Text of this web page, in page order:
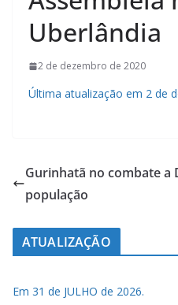
Uberlândia
2 de dezembro de 2020
Última atualização em 2 de
Gurinhatã no combate a
população
ATUALIZAÇÃO
Em 31 de JULHO de 2026.